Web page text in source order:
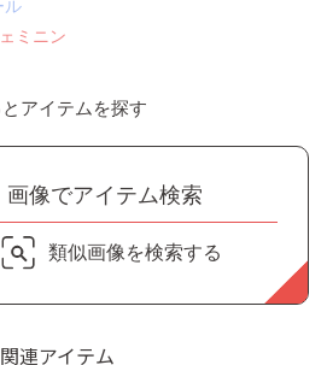
ル
ミニン
とアイテムを探す
画像でアイテム検索
類似画像を検索する
関連アイテム